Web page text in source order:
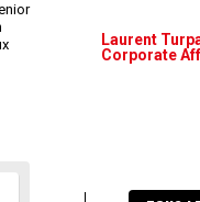
Laurent
Corporate